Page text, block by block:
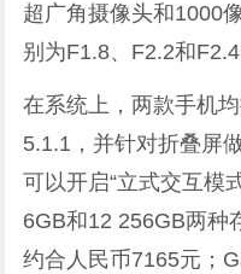
超广角摄像头和1000
别为F1.8、F2.2和F2.4
在系统上，两款手机
5.1.1，并针对折叠屏
可以开启“立式交互模
6GB和12 256GB两种
约合人民币7165元；